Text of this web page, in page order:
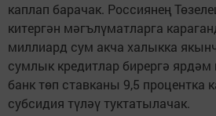
каплап барачак. Россиянең
китергән мәгълүматларга
миллиард сум акча халыкка
сумлык кредитлар бирергә ярдәм
банк төп ставканы 9,5 процентка
субсидия түләү туктатылачак.